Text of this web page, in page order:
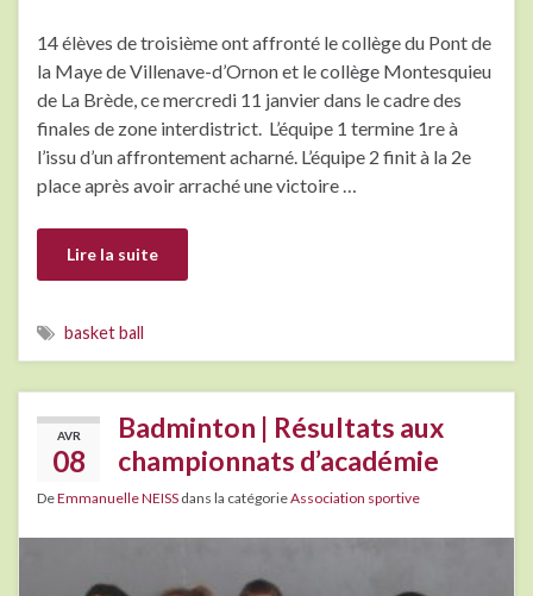
14 élèves de troisième ont affronté le collège du Pont de
la Maye de Villenave-d’Ornon et le collège Montesquieu
de La Brède, ce mercredi 11 janvier dans le cadre des
finales de zone interdistrict. L’équipe 1 termine 1re à
l’issu d’un affrontement acharné. L’équipe 2 finit à la 2e
place après avoir arraché une victoire …
Lire la suite
basket ball
AVR
08
Badminton | Résultats aux
championnats d’académie
DeEmmanuelle NEISS dans la catégorieAssociation sportive